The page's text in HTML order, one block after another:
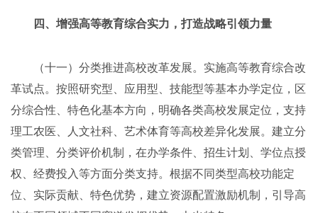
四、增强高等教育综合实力，打造战略引领力量
（十一）分类推进高校改革发展。实施高等教育综合改
革试点。按照研究型、应用型、技能型等基本办学定位，区
分综合性、特色化基本方向，明确各类高校发展定位，支持
理工农医、人文社科、艺术体育等高校差异化发展。建立分
类管理、分类评价机制，在办学条件、招生计划、学位点授
权、经费投入等方面分类支持。根据不同类型高校功能定
位、实际贡献、特色优势，建立资源配置激励机制，引导高